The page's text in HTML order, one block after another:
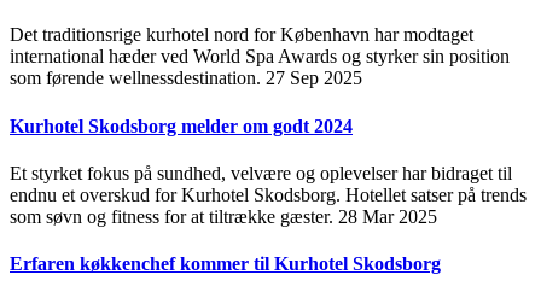
Det traditionsrige kurhotel nord for København har modtaget
international hæder ved World Spa Awards og styrker sin position
som førende wellnessdestination. 27 Sep 2025
Kurhotel Skodsborg melder om godt 2024
Et styrket fokus på sundhed, velvære og oplevelser har bidraget til
endnu et overskud for Kurhotel Skodsborg. Hotellet satser på trends
som søvn og fitness for at tiltrække gæster. 28 Mar 2025
Erfaren køkkenchef kommer til Kurhotel Skodsborg